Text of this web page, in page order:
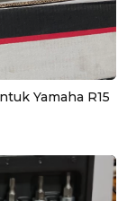
Yamaha R15